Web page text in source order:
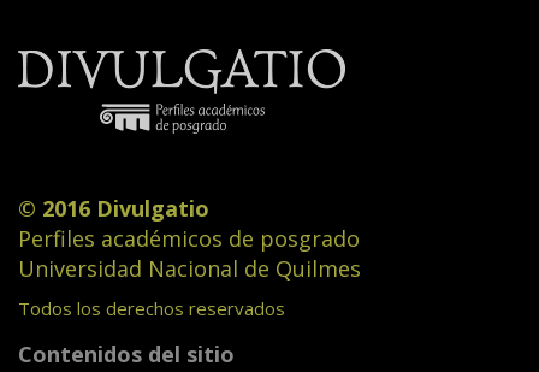
© 2016 Divulgatio
Perfiles académicos de posgrado
Universidad Nacional de Quilmes
Todos los derechos reservados
Contenidos del sitio